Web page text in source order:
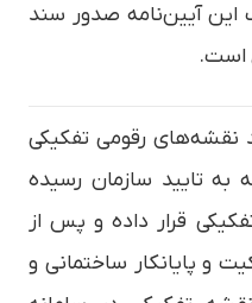
این آیین‌نامه صدور سند
است.
نقشه‌های رقومی تفکیکی
به تایید سازمان رسیده
قرار داده و پس از
و پایانکار ساختمانی و